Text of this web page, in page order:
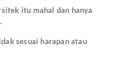
itu mahal dan hanya
sesuai harapan atau